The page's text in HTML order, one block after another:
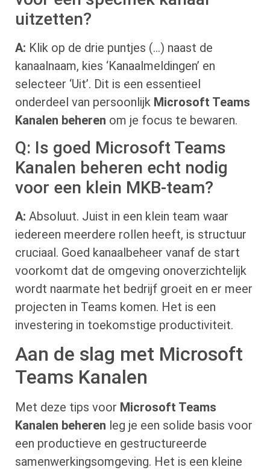
uitzetten?
A: Klik op de drie puntjes (…) naast de
kanaalnaam, kies ‘Kanaalmeldingen’ en
selecteer ‘Uit’. Dit is een essentieel
onderdeel van persoonlijk Microsoft Teams
Kanalen beheren om je focus te bewaren.
Q: Is goed Microsoft Teams
Kanalen beheren echt nodig
voor een klein MKB-team?
A: Absoluut. Juist in een klein team waar
iedereen meerdere rollen heeft, is structuur
cruciaal. Goed kanaalbeheer vanaf de start
voorkomt dat de omgeving onoverzichtelijk
wordt naarmate het bedrijf groeit en er meer
projecten in Teams komen. Het is een
investering in toekomstige productiviteit.
Aan de slag met Microsoft
Teams Kanalen
Met deze tips voor Microsoft Teams
Kanalen beheren leg je een solide basis voor
een productieve en gestructureerde
samenwerkingsomgeving. Het is een kleine